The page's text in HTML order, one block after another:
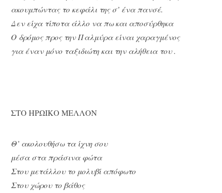
ακουμπώντας το κεφάλι της σ’ ένα πανσέ.
Δεν είχα τίποτα άλλο να πω και αποσύρθηκα
Ο δρόμος προς την Παλμύρα είναι χαραγμένος
για έναν μόνο ταξιδιώτη και την αλήθεια του .
ΣΤΟ ΗΡΩΙΚΟ ΜΕΛΛΟΝ
Θ’ ακολουθήσω τα ίχνη σου
μέσα στα πράσινα φώτα
Στου μετάλλου το μολυβί απόφωτο
Στου χώρου το βάθος